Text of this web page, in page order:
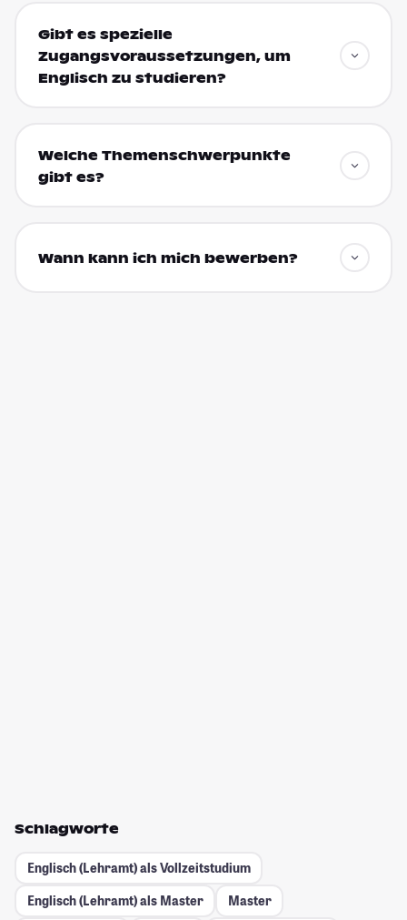
Gibt es spezielle
Zugangsvoraussetzungen, um
Englisch zu studieren?
Welche Themenschwerpunkte
gibt es?
Wann kann ich mich bewerben?
Schlagworte
Englisch (Lehramt) als Vollzeitstudium
Englisch (Lehramt) als Master
Master